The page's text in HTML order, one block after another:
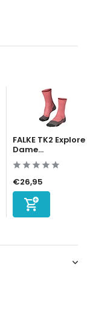
FALKE TK2 Explore
Dame...
€26,95